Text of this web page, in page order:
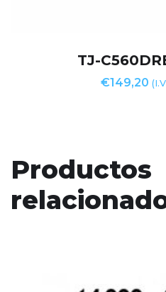
TJ-
€149,20
Productos